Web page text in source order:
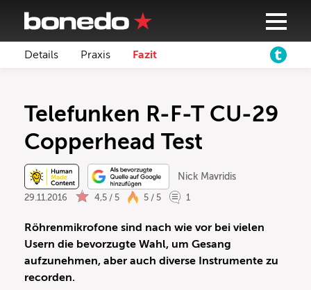
Details Praxis Fazit
Telefunken R-F-T CU-29
Copperhead Test
Nick Mavridis
29.11.2016 4,5 / 5 5 / 5 1
Röhrenmikrofone sind nach wie vor bei vielen
Usern die bevorzugte Wahl, um Gesang
aufzunehmen, aber auch diverse Instrumente zu
recorden.